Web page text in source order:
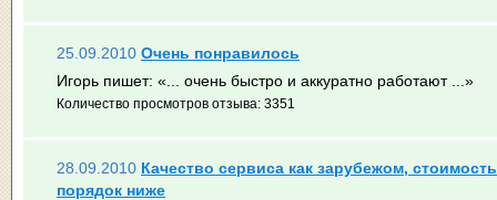
25.09.2010 Очень понравилось
Игорь пишет: «... очень быстро и аккуратно работают ...»
Количество просмотров отзыва: 3351
28.09.2010 Качество сервиса как зарубежом,
порядок ниже